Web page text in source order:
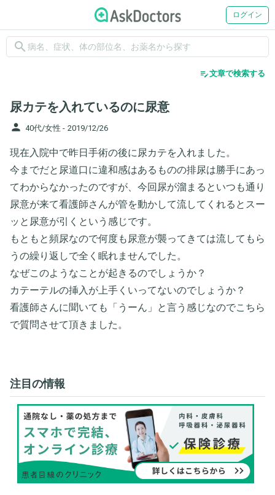
ログイン
search
edit_note文章で検索する
尿カテを入れているのに尿意
person 40代/女性 - 2019/12/26
現在入院中で昨日手術の後に尿カテを入れました。
今までだと尿道口に違和感はあるものの排尿は勝手にあっ
てわからなかったのですが、今回尿が溜まるといつも通り
尿意が来て看護師さんが管を動かして流してくれるとスー
ッと尿意が引くという感じです。
もともと頻尿なので何度も尿意が襲ってきては流してもら
うの繰り返しで全く眠れませんでした。
なぜこのようなことが起きるのでしょうか？
カテーテルの挿入が上手くいってないのでしょうか？
看護師さんに聞いても「うーん」と言う感じなのでこちら
で質問させて頂きました。
注目の情報